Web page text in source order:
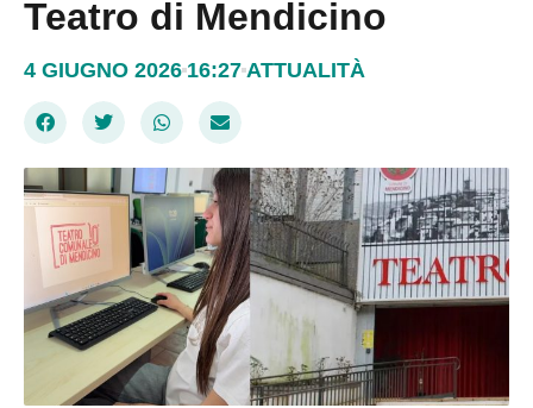
Teatro di Mendicino
4 GIUGNO 2026 16:27 ATTUALITÀ